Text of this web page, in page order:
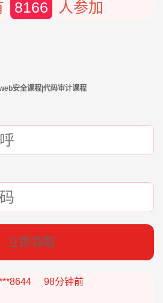
8166 人参加
安全课程|代码审计课程
立即领取22分钟前